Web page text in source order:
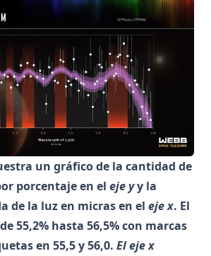
un gráfico de la cantidad de
porcentaje en el eje yy la
de la luz en micras en el eje x. El
55,2% hasta 56,5% con marcas
en 55,5 y 56,0. El eje x